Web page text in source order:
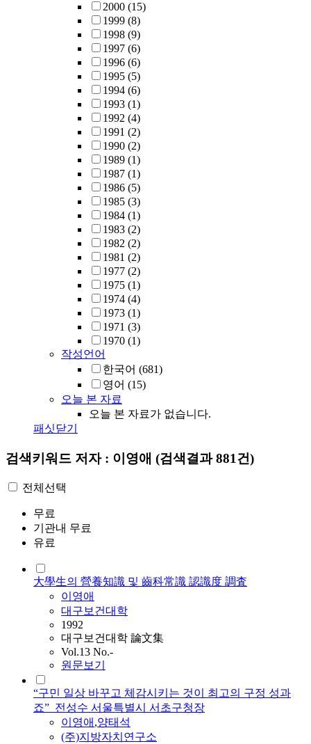
2000 (15)
1999 (8)
1998 (9)
1997 (6)
1996 (6)
1995 (5)
1994 (6)
1993 (1)
1992 (4)
1991 (2)
1990 (2)
1989 (1)
1987 (1)
1986 (5)
1985 (3)
1984 (1)
1983 (2)
1982 (2)
1981 (2)
1977 (2)
1975 (1)
1974 (4)
1973 (1)
1971 (3)
1970 (1)
작성언어
한국어 (681)
영어 (15)
오늘 본 자료
오늘 본 자료가 없습니다.
패싯닫기
검색키워드 저자 : 이영애 (검색결과 881건)
전체선택
무료
기관내 무료
유료
大學生의 營養知識 및 齒科常識 認識度 調査
이영애
대구보건대학
1992
대구보건대학 論文集
Vol.13 No.-
원문보기
“구민 일상 바꾸고 체감시키는 것이 최고의 구정 성과
죠”_전성수 서울특별시 서초구청장
이영애 ,양태석
(주)지방자치연구소